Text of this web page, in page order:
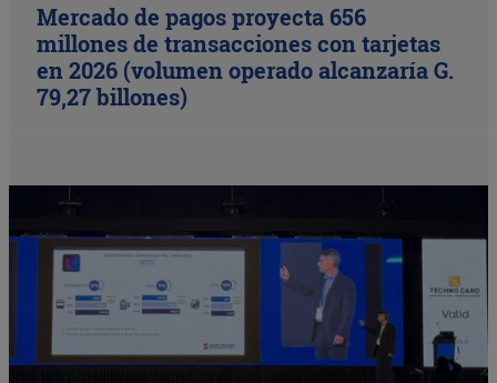
Mercado de pagos proyecta 656
millones de transacciones con tarjetas
en 2026 (volumen operado alcanzaría G.
79,27 billones)